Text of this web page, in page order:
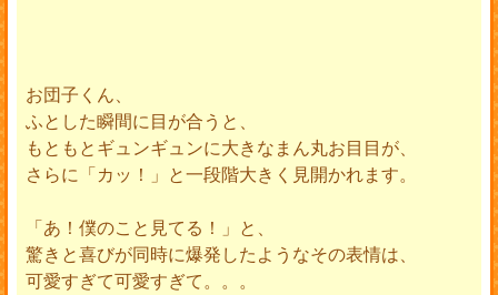
お団子くん、
ふとした瞬間に目が合うと、
もともとギュンギュンに大きなまん丸お目目が、
さらに「カッ！」と一段階大きく見開かれます。
「あ！僕のこと見てる！」と、
驚きと喜びが同時に爆発したようなその表情は、
可愛すぎて可愛すぎて。。。